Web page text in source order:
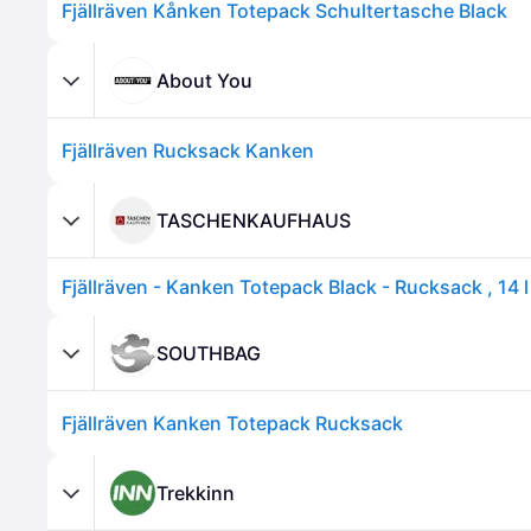
Fjällräven Kånken Totepack Schultertasche Black
About You
Fjällräven Rucksack Kanken
TASCHENKAUFHAUS
Fjällräven - Kanken Totepack Black - Rucksack , 14 l
SOUTHBAG
Fjällräven Kanken Totepack Rucksack
Trekkinn